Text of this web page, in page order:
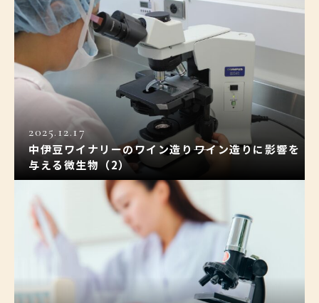
2025.12.17
中伊豆ワイナリーのワイン造り――ワイン造りに影響を
与える微生物（2）